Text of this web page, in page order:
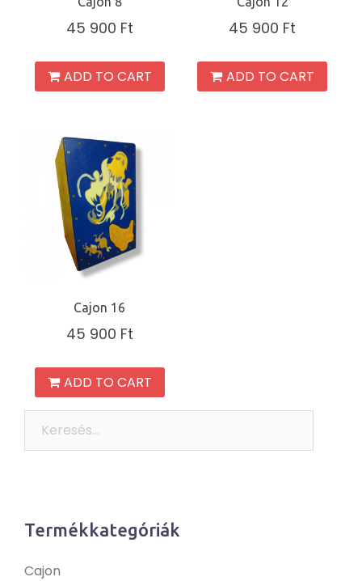
45 900 Ft
ADD TO CART
45 900 Ft
ADD TO CART
Cajon 16
45 900 Ft
ADD TO CART
Termékkategóriák
Cajon